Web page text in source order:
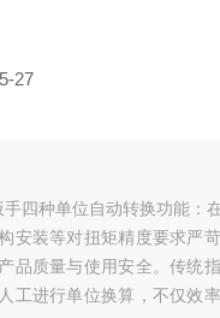
27
四种单位自动转换功能：
安装等对扭矩精度要求严
品质量与使用安全。传统
工进行单位换算，不仅效率